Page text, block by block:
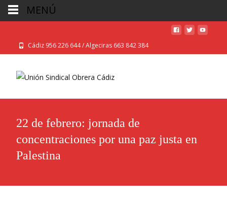
Cádiz 956 226 644 / Algeciras 663 842 384
22 de febrero: jornada de
concentraciones por una paz justa en
Palestina
MENÚ